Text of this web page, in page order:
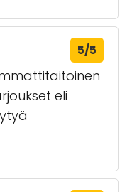
5/5
eli